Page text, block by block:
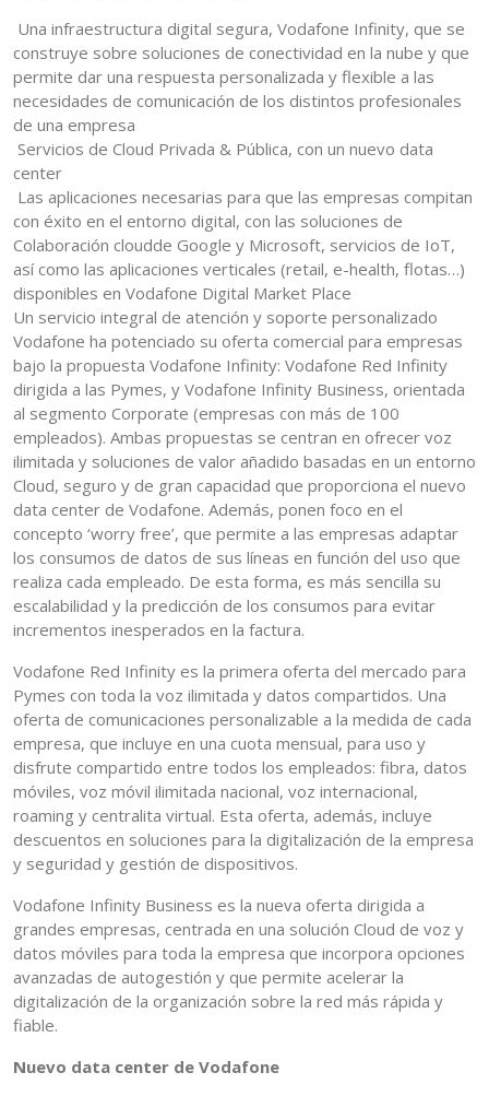
Una infraestructura digital segura, Vodafone Infinity, que se
construye sobre soluciones de conectividad en la nube y que
permite dar una respuesta personalizada y flexible a las
necesidades de comunicación de los distintos profesionales
de una empresa
Servicios de Cloud Privada & Pública, con un nuevo data
center
Las aplicaciones necesarias para que las empresas compitan
con éxito en el entorno digital, con las soluciones de
Colaboración cloudde Google y Microsoft, servicios de IoT,
así como las aplicaciones verticales (retail, e-health, flotas…)
disponibles en Vodafone Digital Market Place
Un servicio integral de atención y soporte personalizado
Vodafone ha potenciado su oferta comercial para empresas
bajo la propuesta Vodafone Infinity: Vodafone Red Infinity
dirigida a las Pymes, y Vodafone Infinity Business, orientada
al segmento Corporate (empresas con más de 100
empleados). Ambas propuestas se centran en ofrecer voz
ilimitada y soluciones de valor añadido basadas en un entorno
Cloud, seguro y de gran capacidad que proporciona el nuevo
data center de Vodafone. Además, ponen foco en el
concepto ‘worry free’, que permite a las empresas adaptar
los consumos de datos de sus líneas en función del uso que
realiza cada empleado. De esta forma, es más sencilla su
escalabilidad y la predicción de los consumos para evitar
incrementos inesperados en la factura.
Vodafone Red Infinity es la primera oferta del mercado para
Pymes con toda la voz ilimitada y datos compartidos. Una
oferta de comunicaciones personalizable a la medida de cada
empresa, que incluye en una cuota mensual, para uso y
disfrute compartido entre todos los empleados: fibra, datos
móviles, voz móvil ilimitada nacional, voz internacional,
roaming y centralita virtual. Esta oferta, además, incluye
descuentos en soluciones para la digitalización de la empresa
y seguridad y gestión de dispositivos.
Vodafone Infinity Business es la nueva oferta dirigida a
grandes empresas, centrada en una solución Cloud de voz y
datos móviles para toda la empresa que incorpora opciones
avanzadas de autogestión y que permite acelerar la
digitalización de la organización sobre la red más rápida y
fiable.
Nuevo data center de Vodafone